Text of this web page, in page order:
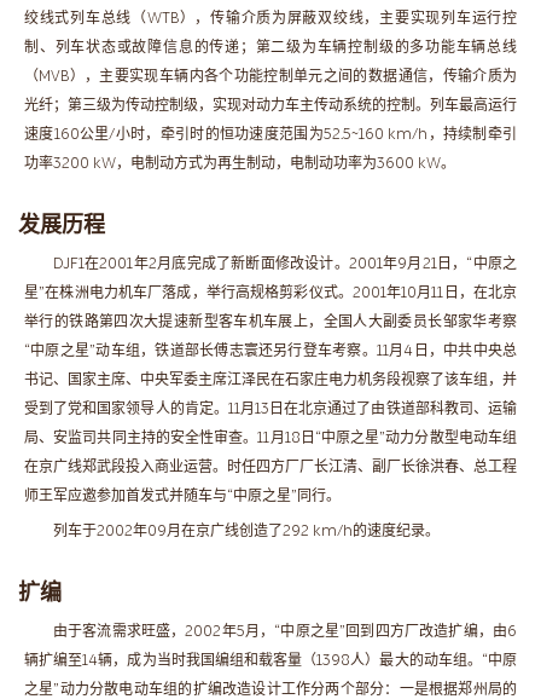
绞线式列车总线（WTB），传输介质为屏蔽双绞线，主要实现列车运行控
制、列车状态或故障信息的传递；第二级为车辆控制级的多功能车辆总线
（MVB），主要实现车辆内各个功能控制单元之间的数据通信，传输介质为
光纤；第三级为传动控制级，实现对动力车主传动系统的控制。列车最高运行
速度160公里/小时，牵引时的恒功速度范围为52.5~160 km/h，持续制牵引
功率3200 kW，电制动方式为再生制动，电制动功率为3600 kW。
发展历程
DJF1在2001年2月底完成了新断面修改设计。2001年9月21日，“中原之
星”在株洲电力机车厂落成，举行高规格剪彩仪式。2001年10月11日，在北京
举行的铁路第四次大提速新型客车机车展上，全国人大副委员长邹家华考察
“中原之星”动车组，铁道部长傅志寰还另行登车考察。11月4日，中共中央总
书记、国家主席、中央军委主席江泽民在石家庄电力机务段视察了该车组，并
受到了党和国家领导人的肯定。11月13日在北京通过了由铁道部科教司、运输
局、安监司共同主持的安全性审查。11月18日“中原之星”动力分散型电动车组
在京广线郑武段投入商业运营。时任四方厂厂长江清、副厂长徐洪春、总工程
师王军应邀参加首发式并随车与“中原之星”同行。
列车于2002年09月在京广线创造了292 km/h的速度纪录。
扩编
由于客流需求旺盛，2002年5月，“中原之星”回到四方厂改造扩编，由6
辆扩编至14辆，成为当时我国编组和载客量（1398人）最大的动车组。“中原
之星”动力分散电动车组的扩编改造设计工作分两个部分：一是根据郑州局的